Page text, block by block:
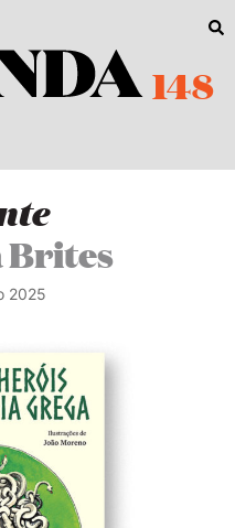
148
Brites
2025